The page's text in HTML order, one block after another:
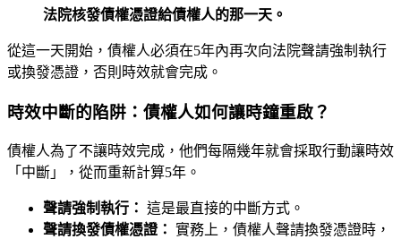
法院核發債權憑證給債權人的那一天。
從這一天開始，債權人必須在5年內再次向法院聲請強制執行
或換發憑證，否則時效就會完成。
時效中斷的陷阱：債權人如何讓時鐘重啟？
債權人為了不讓時效完成，他們每隔幾年就會採取行動讓時效
「中斷」，從而重新計算5年。
聲請強制執行： 這是最直接的中斷方式。
聲請換發債權憑證： 實務上，債權人聲請換發憑證時，